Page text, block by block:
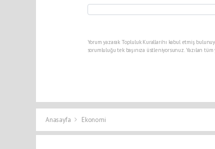
Yorum yazarak Topluluk Kuralları’nı kabul etmiş
sorumluluğu tek başınıza üstleniyorsunuz. Yazılan
Anasayfa Ekonomi